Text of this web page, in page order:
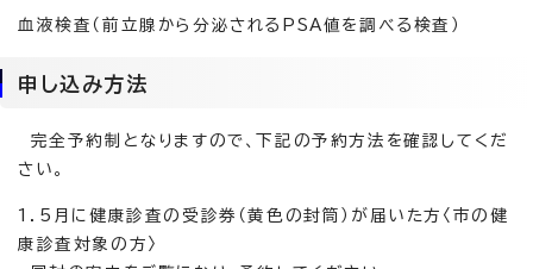
血液検査（前立腺から分泌されるPSA値を調べる検査）
申し込み方法
完全予約制となりますので、下記の予約方法を確認してくだ
さい。
1．5月に健康診査の受診券（黄色の封筒）が届いた方〈市の健
康診査対象の方〉